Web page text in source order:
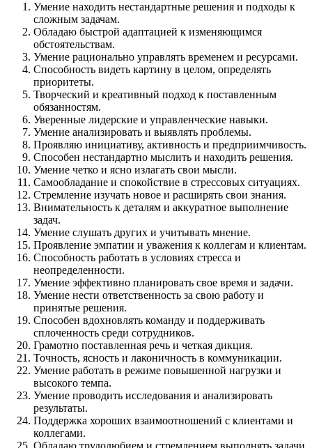
Умение находить нестандартные решения и подходы к
сложным задачам.
Обладаю быстрой адаптацией к изменяющимся
обстоятельствам.
Умение рационально управлять временем и ресурсами.
Способность видеть картину в целом, определять
приоритеты.
Творческий и креативный подход к поставленным
обязанностям.
Уверенные лидерские и управленческие навыки.
Умение анализировать и выявлять проблемы.
Проявляю инициативу, активность и предприимчивость.
Способен нестандартно мыслить и находить решения.
Умение четко и ясно излагать свои мысли.
Самообладание и спокойствие в стрессовых ситуациях.
Стремление изучать новое и расширять свои знания.
Внимательность к деталям и аккуратное выполнение
задач.
Умение слушать других и учитывать мнение.
Проявление эмпатии и уважения к коллегам и клиентам.
Способность работать в условиях стресса и
неопределенности.
Умение эффективно планировать свое время и задачи.
Умение нести ответственность за свою работу и
принятые решения.
Способен вдохновлять команду и поддерживать
сплоченность среди сотрудников.
Грамотно поставленная речь и четкая дикция.
Точность, ясность и лаконичность в коммуникации.
Умение работать в режиме повышенной нагрузки и
высокого темпа.
Умение проводить исследования и анализировать
результаты.
Поддержка хороших взаимоотношений с клиентами и
коллегами.